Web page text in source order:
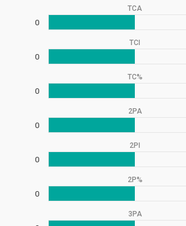
TCA
0
TCI
0
TC%
0
2PA
0
2PI
0
2P%
0
3PA